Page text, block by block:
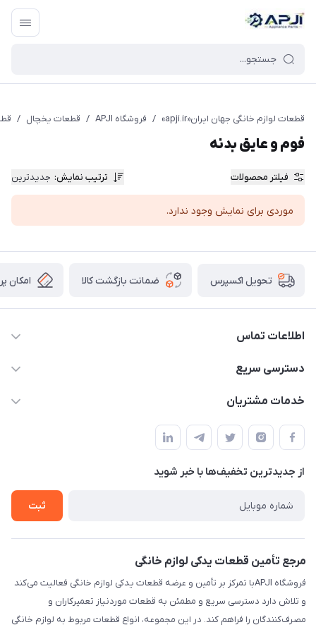
قطعات یدکی و جانبی لوازم خانگی جهان ایران
قطعات لوازم خانگی جهان ایران«apji.ir» / فروشگاه APJI / قطعات یخچال /
فوم و عایق بدنه
فیلتر محصولات ترتیب نمایش: جدیدترین
موردی برای نمایش وجود ندارد.
تحویل اکسپرس ضمانت بازگشت کالا امکان
اطلاعات تماس
09106753413
دسترسی سریع
حساب کاربری
لیست محصولات
درباره ما
خدمات مشتریان
قوانین و مقررات
حریم خصوصی
راهنما
از جدید‌ترین تخفیف‌ها با‌ خبر شوید
ثبت
مرجع تأمین قطعات یدکی لوازم خانگی
فروشگاه APJIبا تمرکز بر تأمین و عرضه قطعات یدکی لوازم خانگی فعالیت می‌کند
و تلاش دارد دسترسی سریع و مطمئن به قطعات موردنیاز تعمیرکاران و
مصرف‌کنندگان را فراهم کند. در این مجموعه، انواع قطعات مربوط به لوازم خانگی